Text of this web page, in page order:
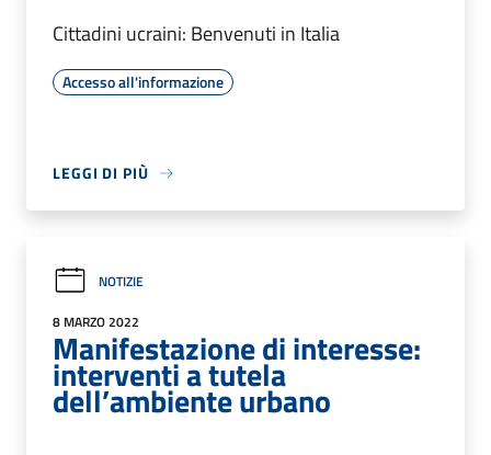
Cittadini ucraini: Benvenuti in Italia
Accesso all'informazione
LEGGI DI PIÙ
NOTIZIE
8 MARZO 2022
Manifestazione di interesse:
interventi a tutela
dell’ambiente urbano